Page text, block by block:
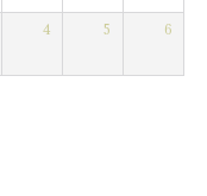
4 5 6